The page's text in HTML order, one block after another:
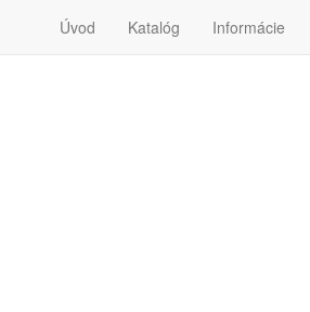
Úvod Katalóg Informácie